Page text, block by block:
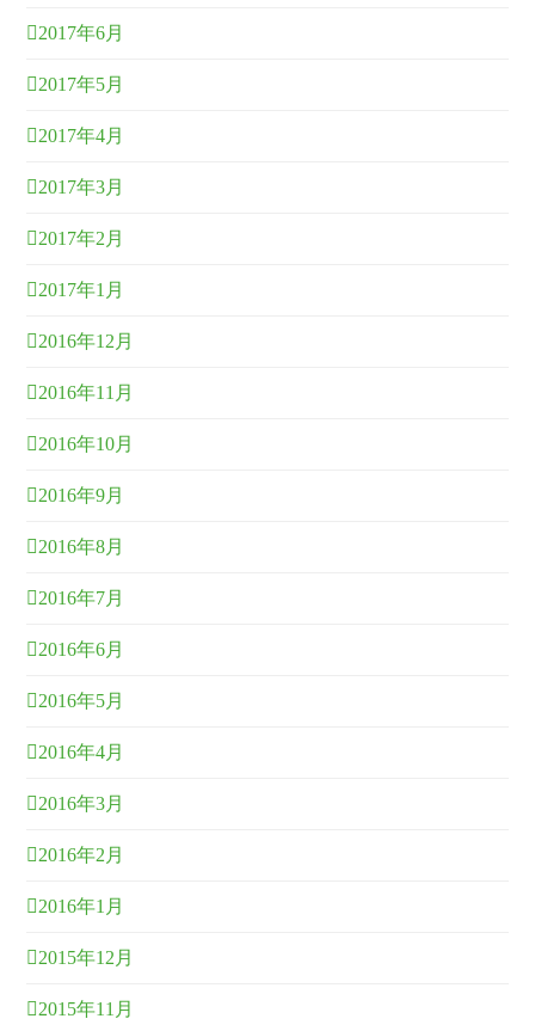
2017年6月
2017年5月
2017年4月
2017年3月
2017年2月
2017年1月
2016年12月
2016年11月
2016年10月
2016年9月
2016年8月
2016年7月
2016年6月
2016年5月
2016年4月
2016年3月
2016年2月
2016年1月
2015年12月
2015年11月